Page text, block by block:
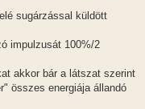
sugárzással küldött
impulzusát 100%/2
akkor bár a látszat szerint
összes energiája állandó